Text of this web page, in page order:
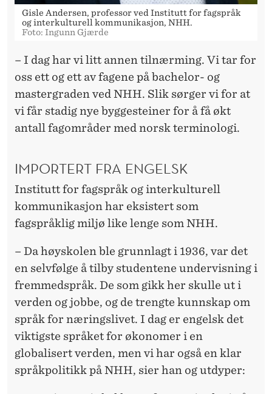
Gisle Andersen, professor ved Institutt for fagspråk
og interkulturell kommunikasjon, NHH.
Foto: Ingunn Gjærde
– I dag har vi litt annen tilnærming. Vi tar for
oss ett og ett av fagene på bachelor- og
mastergraden ved NHH. Slik sørger vi for at
vi får stadig nye byggesteiner for å få økt
antall fagområder med norsk terminologi.
IMPORTERT FRA ENGELSK
Institutt for fagspråk og interkulturell
kommunikasjon har eksistert som
fagspråklig miljø like lenge som NHH.
– Da høyskolen ble grunnlagt i 1936, var det
en selvfølge å tilby studentene undervisning i
fremmedspråk. De som gikk her skulle ut i
verden og jobbe, og de trengte kunnskap om
språk for næringslivet. I dag er engelsk det
viktigste språket for økonomer i en
globalisert verden, men vi har også en klar
språkpolitikk på NHH, sier han og utdyper: